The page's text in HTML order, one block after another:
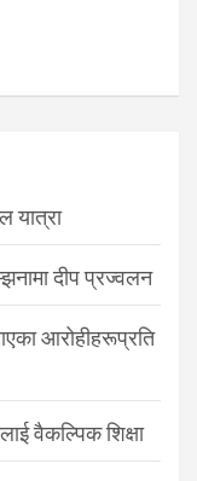
यात्रा
दीप प्रज्वलन
आरोहीहरूप्रति
वैकल्पिक शिक्षा